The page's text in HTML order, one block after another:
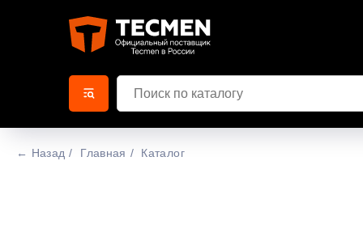
← Назад / Главная / Каталог